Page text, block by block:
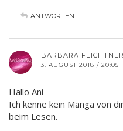
ANTWORTEN
BARBARA FEICHTNER
3. AUGUST 2018 / 20:05
Hallo Ani
Ich kenne kein Manga von
beim Lesen.